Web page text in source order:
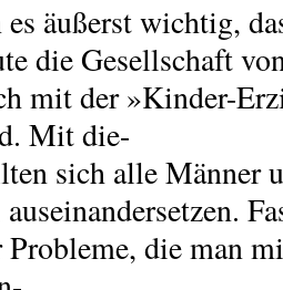
äußerst wichtig,
die Gesellschaft
mit der »Kinder-
Mit die-
sich alle Männer
Probleme, die man